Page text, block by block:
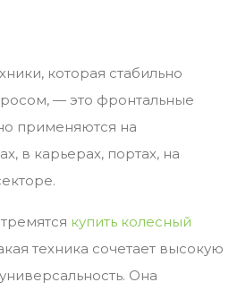
которая стабильно
— это фронтальные
применяются на
в карьерах, портах, на
купить колесный
техника сочетает высокую
универсальность. Она